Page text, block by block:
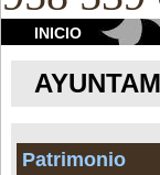
INICIO
Patrimonio